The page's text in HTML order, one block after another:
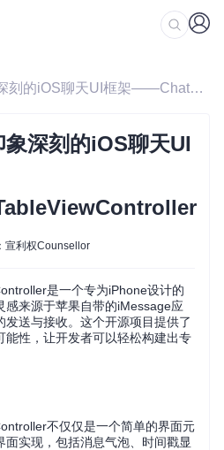
/ 推荐一款令人印象深刻的iOS聊天UI框架——ChatMessageTableViewController
深刻的iOS聊天UI
宣利权Counsellor
是一个专为iPhone设计的
感来源于苹果自带的iMessage应
发送与接收。这个开源项目提供了
能性，让开发者可以轻松构建出专
不仅仅是一个简单的界面元
实现，包括消息气泡、时间戳显